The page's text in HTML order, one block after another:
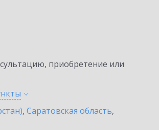
приобретение или
, Саратовская область,